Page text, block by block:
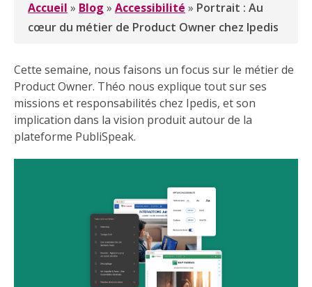
Accueil » Blog » Accessibilité » Portrait : Au
cœur du métier de Product Owner chez Ipedis
Cette semaine, nous faisons un focus sur le métier de
Product Owner. Théo nous explique tout sur ses
missions et responsabilités chez Ipedis, et son
implication dans la vision produit autour de la
plateforme PubliSpeak.